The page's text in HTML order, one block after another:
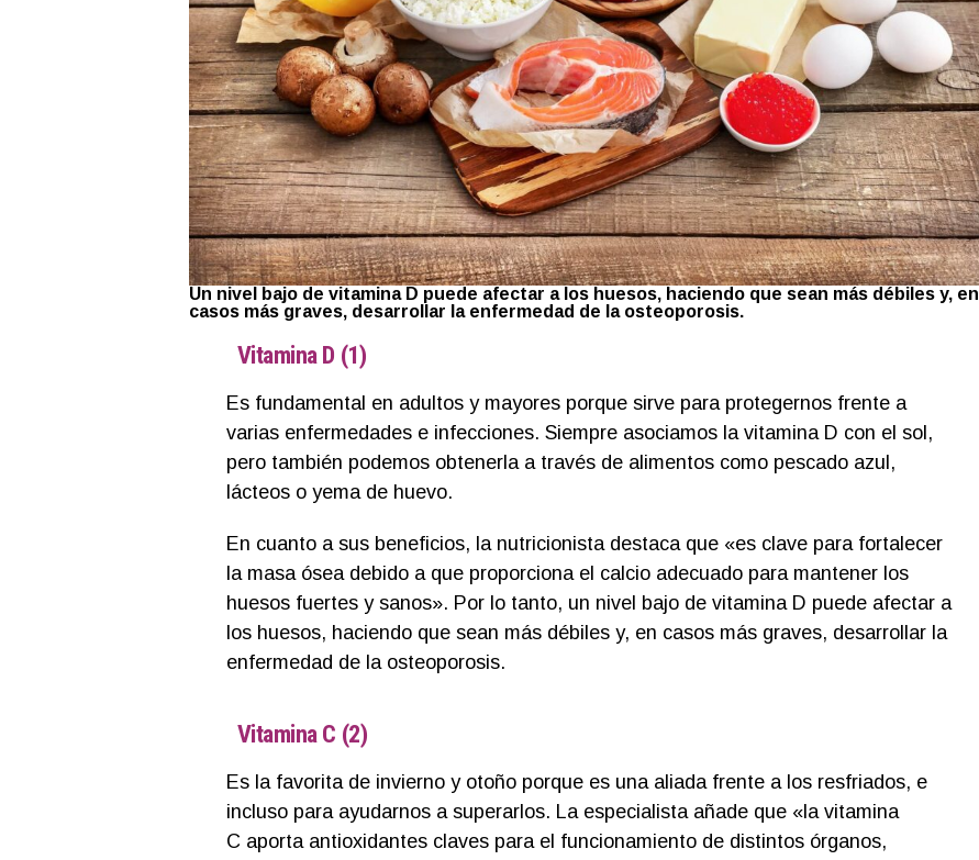
Un nivel bajo de vitamina D puede afectar a los huesos, haciendo que sean más débiles y, en
casos más graves, desarrollar la enfermedad de la osteoporosis.
Vitamina D (1)
Es fundamental en adultos y mayores porque sirve para protegernos frente a
varias enfermedades e infecciones. Siempre asociamos la vitamina D con el sol,
pero también podemos obtenerla a través de alimentos como pescado azul,
lácteos o yema de huevo.
En cuanto a sus beneficios, la nutricionista destaca que «es clave para fortalecer
la masa ósea debido a que proporciona el calcio adecuado para mantener los
huesos fuertes y sanos». Por lo tanto, un nivel bajo de vitamina D puede afectar a
los huesos, haciendo que sean más débiles y, en casos más graves, desarrollar la
enfermedad de la osteoporosis.
Vitamina C (2)
Es la favorita de invierno y otoño porque es una aliada frente a los resfriados, e
incluso para ayudarnos a superarlos. La especialista añade que «la vitamina
C aporta antioxidantes claves para el funcionamiento de distintos órganos,